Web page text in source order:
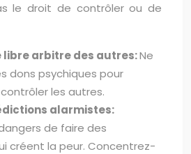
le droit de contrôler ou de
libre arbitre des autres:Ne
dons psychiques pour
les autres.
alarmistes:
de faire des
créent la peur. Concentrez-